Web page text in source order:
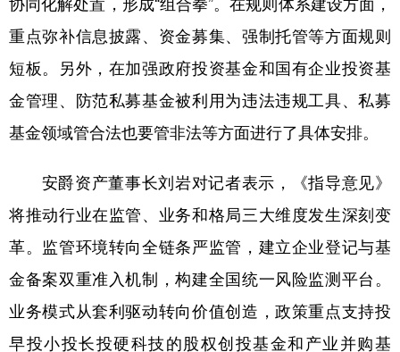
协同化解处置，形成“组合拳”。在规则体系建设方面，
重点弥补信息披露、资金募集、强制托管等方面规则
短板。另外，在加强政府投资基金和国有企业投资基
金管理、防范私募基金被利用为违法违规工具、私募
基金领域管合法也要管非法等方面进行了具体安排。
安爵资产董事长刘岩对记者表示，《指导意见》
将推动行业在监管、业务和格局三大维度发生深刻变
革。监管环境转向全链条严监管，建立企业登记与基
金备案双重准入机制，构建全国统一风险监测平台。
业务模式从套利驱动转向价值创造，政策重点支持投
早投小投长投硬科技的股权创投基金和产业并购基